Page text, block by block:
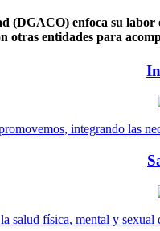
(DGACO) enfoca su
otras entidades para
integrando las
salud física, mental y